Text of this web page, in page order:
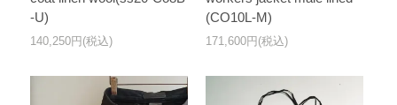
-U)
140,250円(税込)
(CO10L-M)
171,600円(税込)